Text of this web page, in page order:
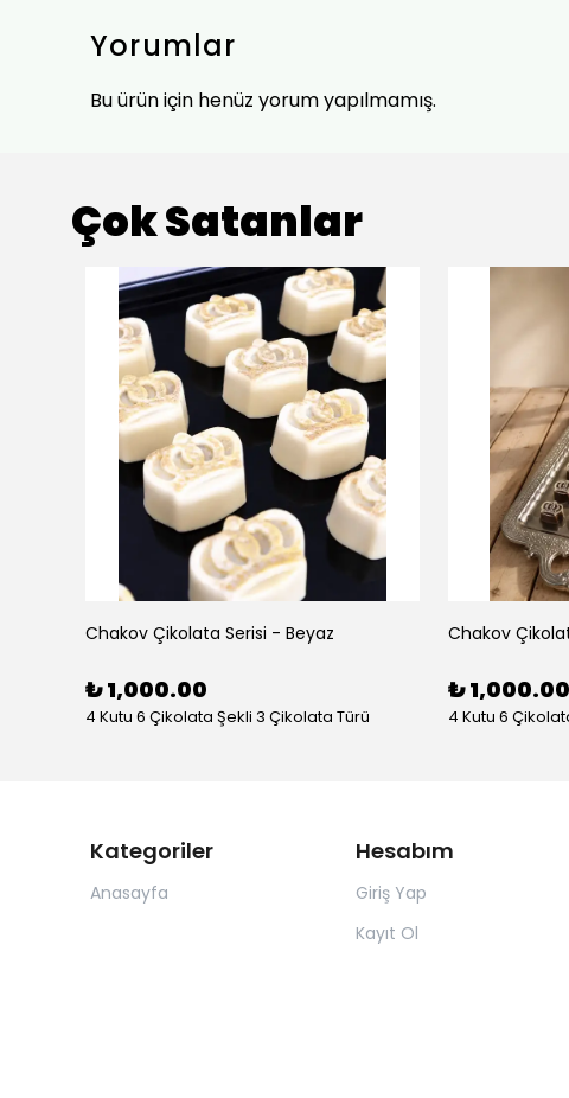
Yorumlar
Bu ürün için henüz yorum yapılmamış.
Çok Satanlar
Chakov Çikolata Serisi - Beyaz
₺ 1,000.00
4 Kutu 6 Çikolata Şekli 3 Çikolata Türü
Chakov
₺ 1,000.00
4 Kutu 6
Kategoriler
Anasayfa
Hesabım
Giriş Yap
Kayıt Ol